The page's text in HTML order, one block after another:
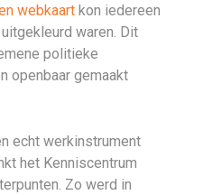
webkaart kon iedereen
waren. Dit
politieke
openbaar gemaakt
echt werkinstrument
het Kenniscentrum
Zo werd in